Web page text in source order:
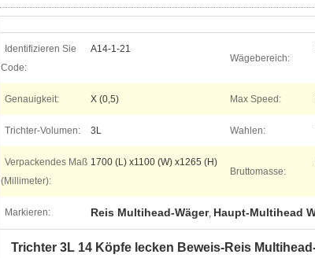
Identifizieren Sie
Code:
A14-1-21
Wägebereich:
Genauigkeit: X (0,5) Max Speed:
Trichter-Volumen: 3L Wahlen:
Verpackendes Maß
(Millimeter):
1700 (L) x1100 (W) x1265 (H)
Bruttomasse:
Markieren: Reis Multihead-Wäger, Haupt-Multihead
Trichter 3L 14 Köpfe lecken Beweis-Reis